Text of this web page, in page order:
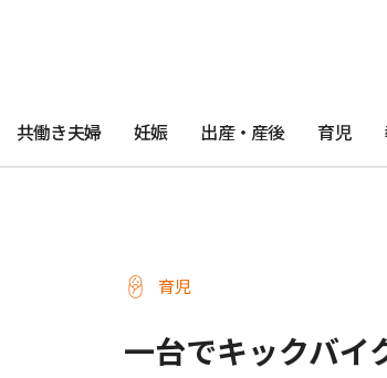
共働き夫婦 妊娠 出産・産後 育児
育児
一台でキックバイ